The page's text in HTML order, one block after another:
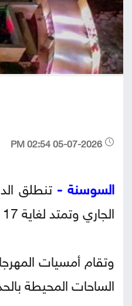
السوسنة - تنطلق
الجاري وتمتد لغاية 17 تموز، بتنظيم مجاني من أمانة عمان الكبرى بالتعاون مع شركة زين الأردن.
وتقام أمسيات
الساحات المحيطة